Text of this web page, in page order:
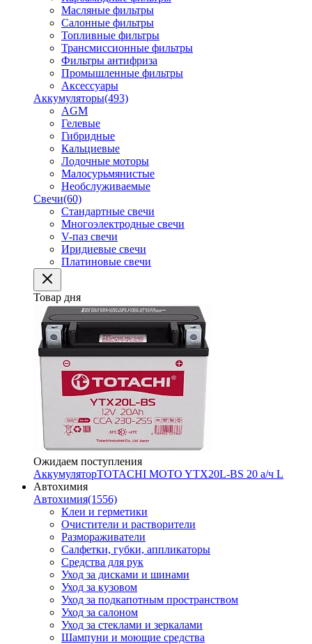
Масляные фильтры
Салонные фильтры
Топливные фильтры
Трансмиссионные фильтры
Фильтры антифриза
Промышленные фильтры
Аксессуары
Аккумуляторы(493)
AGM
Гелевые
Гибридные
Кальциевые
Лодочные моторы
Малосурьмянистые
Необслуживаемые
Свечи(60)
Стандартные свечи
Многоэлектродные свечи
V-паз свечи
Иридиевые свечи
Платиновые свечи
Товар дня
Ожидаем поступления
АккумуляторTOTACHI MOTO YTX20L-BS 20 а/ч L
Автохимия
Автохимия(1556)
Клеи и герметики
Очистители и растворители
Размораживатели
Салфетки, губки, аппликаторы
Средства для рук
Уход за дисками и шинами
Уход за кузовом
Уход за подкапотным пространством
Уход за салоном
Уход за стеклами и зеркалами
Шампуни и моющие средства